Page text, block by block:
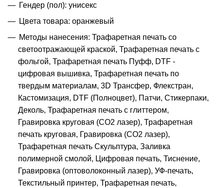
Гендер (пол): унисекс
Цвета товара: оранжевый
Методы нанесения: Трафаретная печать со
светоотражающей краской, Трафаретная печать с
фольгой, Трафаретная печать Пуфф, DTF -
цифровая вышивка, Трафаретная печать по
твердым материалам, 3D Трансфер, Флекстран,
Кастомизация, DTF (Полноцвет), Патчи, Стикерпаки,
Деколь, Трафаретная печать с глиттером,
Гравировка круговая (CO2 лазер), Трафаретная
печать круговая, Гравировка (CO2 лазер),
Трафаретная печать Скульптура, Заливка
полимерной смолой, Цифровая печать, Тиснение,
Гравировка (оптоволоконный лазер), УФ-печать,
Текстильный принтер, Трафаретная печать,